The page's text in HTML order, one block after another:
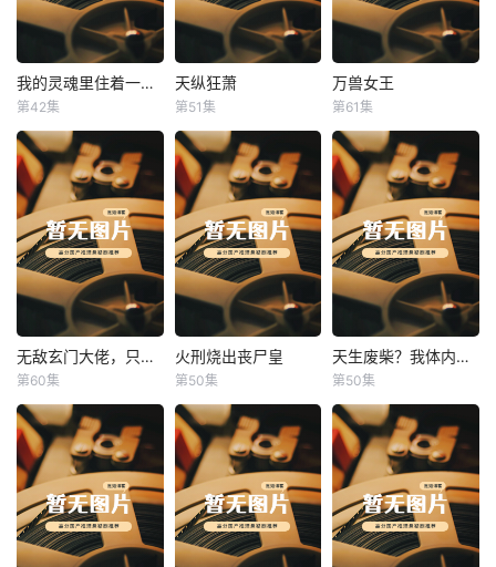
我的灵魂里住着一条龙 我的灵魂里住着一条龙
第42集
天纵狂萧
天纵狂萧
第51集
万兽女王
万兽女王
第61集
无敌玄门大佬，只听姐姐的话 无敌玄门大佬，只听姐姐的话
第60集
火刑烧出丧尸皇
火刑烧出丧尸皇
第50集
天生废柴？我体内有神血 天生废柴？我体内有神血
第50集